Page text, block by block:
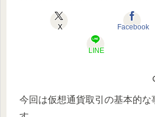
X Facebook
LINE
今回は仮想通貨取引の基本的な